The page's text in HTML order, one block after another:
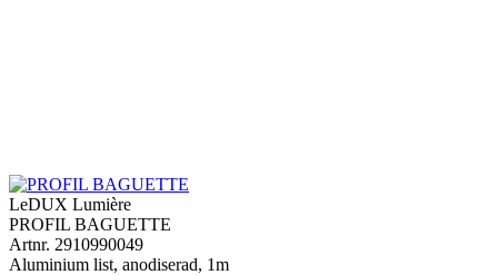
LeDUX Lumière
PROFIL BAGUETTE
Artnr. 2910990049
Aluminium list, anodiserad, 1m